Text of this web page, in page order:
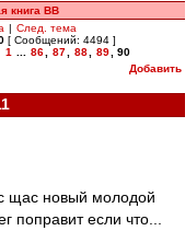
книга ВВ
| След. тема
[ Сообщений: 4494 ]
1 86 87 88 89
90
Добавить
щас новый молодой
поправит если что...